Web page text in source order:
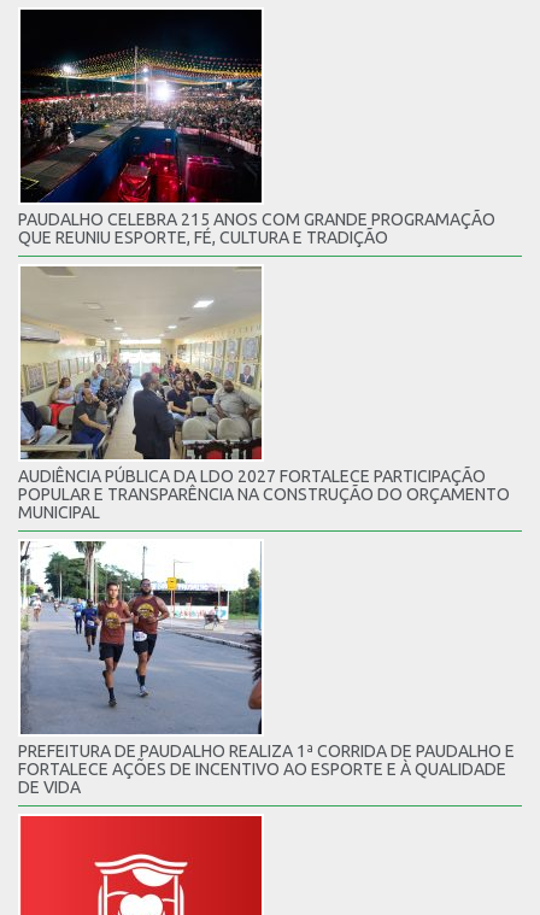
PAUDALHO CELEBRA 215 ANOS COM GRANDE PROGRAMAÇÃO
QUE REUNIU ESPORTE, FÉ, CULTURA E TRADIÇÃO
AUDIÊNCIA PÚBLICA DA LDO 2027 FORTALECE PARTICIPAÇÃO
POPULAR E TRANSPARÊNCIA NA CONSTRUÇÃO DO ORÇAMENTO
MUNICIPAL
PREFEITURA DE PAUDALHO REALIZA 1ª CORRIDA DE PAUDALHO E
FORTALECE AÇÕES DE INCENTIVO AO ESPORTE E À QUALIDADE
DE VIDA